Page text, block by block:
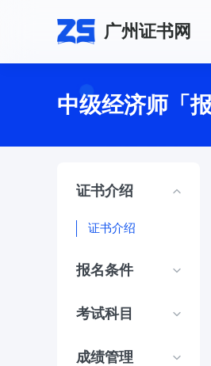
广州证书网
中级经济师「
证书介绍
证书介绍
报名条件
考试科目
成绩管理